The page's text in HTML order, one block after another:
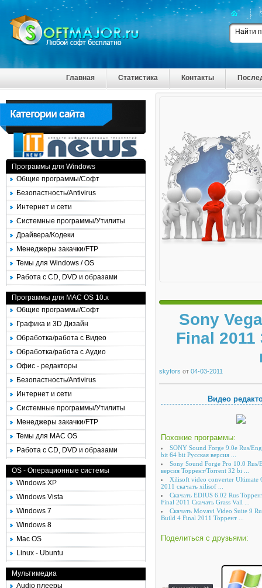
Главная Статистика Контакты
Программы для Windows
Общие программы/Софт
Безопастность/Antivirus
Интернет и сети
Системные программы/Утилиты
Драйвера/Кодеки
Менеджеры закачки/FTP
Темы для Windows / OS
Работа с CD, DVD и образами
Программы для MAC OS 10.x
Общие программы/Софт
Графика и 3D Дизайн
Обработка/работа с Видео
Обработка/работа с Аудио
Офис - редакторы
Безопастность/Antivirus
Интернет и сети
Системные программы/Утилиты
Менеджеры закачки/FTP
Темы для MAC OS
Работа с CD, DVD и образами
OS - Операционные системы
Windows XP
Windows Vista
Windows 7
Windows 8
Mac OS
Linux - Ubuntu
Мультимедиа
Audio плееры
Sony
Final
skyfors от 04-03-2011
Видео
Похожие программы:
SONY Sound Forge 9.0e Rus/
bit 64 bit Русская версия ...
Sony Sound Forge Pro 10.0 Rus/
версия Торрент/Torrent 32 bi ...
Xilisoft video converter Ultimate
2011 скачать xilisof ...
Скачать EDIUS 6.02 Rus
Final 2011 Скачать Grass Vall ...
Скачать Movavi Video Suite 9
Build 4 Final 2011 Торрент ...
Поделиться с друзьями: